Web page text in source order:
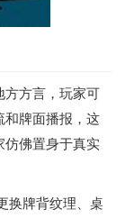
方方言，玩家可
和牌面播报，这
仿佛置身于真实
换牌背纹理、桌